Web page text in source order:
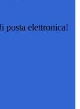
posta elettronica!